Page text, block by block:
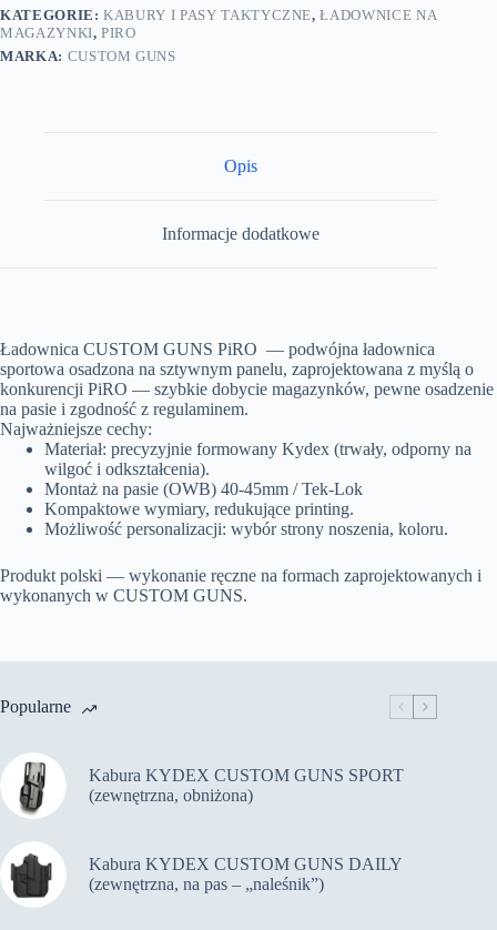
KATEGORIE:KABURY I PASY TAKTYCZNE,ŁADOWNICE NA
MAGAZYNKI,PIRO
MARKA: CUSTOM GUNS
Opis
Informacje dodatkowe
Ładownica CUSTOM GUNS PiRO — podwójna ładownica
sportowa osadzona na sztywnym panelu, zaprojektowana z myślą o
konkurencji PiRO — szybkie dobycie magazynków, pewne osadzenie
na pasie i zgodność z regulaminem.
Najważniejsze cechy:
Materiał: precyzyjnie formowany Kydex (trwały, odporny na
wilgoć i odkształcenia).
Montaż na pasie (OWB) 40-45mm / Tek-Lok
Kompaktowe wymiary, redukujące printing.
Możliwość personalizacji: wybór strony noszenia, koloru.
Produkt polski — wykonanie ręczne na formach zaprojektowanych i
wykonanych w CUSTOM GUNS.
Popularne
Kabura KYDEX CUSTOM GUNS SPORT
(zewnętrzna, obniżona)
Kabura KYDEX CUSTOM GUNS DAILY
(zewnętrzna, na pas – „naleśnik”)